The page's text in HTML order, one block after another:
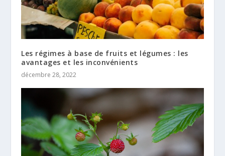
Les régimes à base de fruits et légumes : les
avantages et les inconvénients
décembre 28, 2022